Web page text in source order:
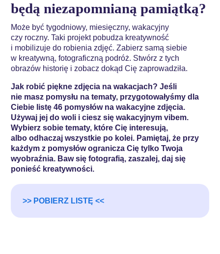
będą niezapomnianą pamiątką?
Może być tygodniowy, miesięczny, wakacyjny
czy roczny. Taki projekt pobudza kreatywność
i mobilizuje do robienia zdjęć. Zabierz samą siebie
w kreatywną, fotograficzną podróż. Stwórz z tych
obrazów historię i zobacz dokąd Cię zaprowadziła.
Jak robić piękne zdjęcia na wakacjach? Jeśli
nie masz pomysłu na tematy, przygotowałyśmy dla
Ciebie listę 46 pomysłów na wakacyjne zdjęcia.
Używaj jej do woli i ciesz się wakacyjnym vibem.
Wybierz sobie tematy, które Cię interesują,
albo odhaczaj wszystkie po kolei. Pamiętaj, że przy
każdym z pomysłów ogranicza Cię tylko Twoja
wyobraźnia. Baw się fotografią, zaszalej, daj się
ponieść kreatywności.
>> POBIERZ LISTĘ <<